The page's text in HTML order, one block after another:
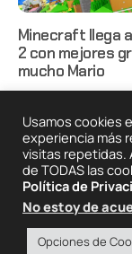
Minecraft llega
2 con mejores
mucho Mario
2025 ©
Quiénes
Somos
Usamos cookies
experiencia más
visitas repetidas.
de TODAS las
Política de
No estoy de
Opciones de